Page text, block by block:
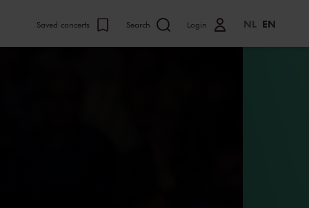
Saved concerts Search Login NL EN